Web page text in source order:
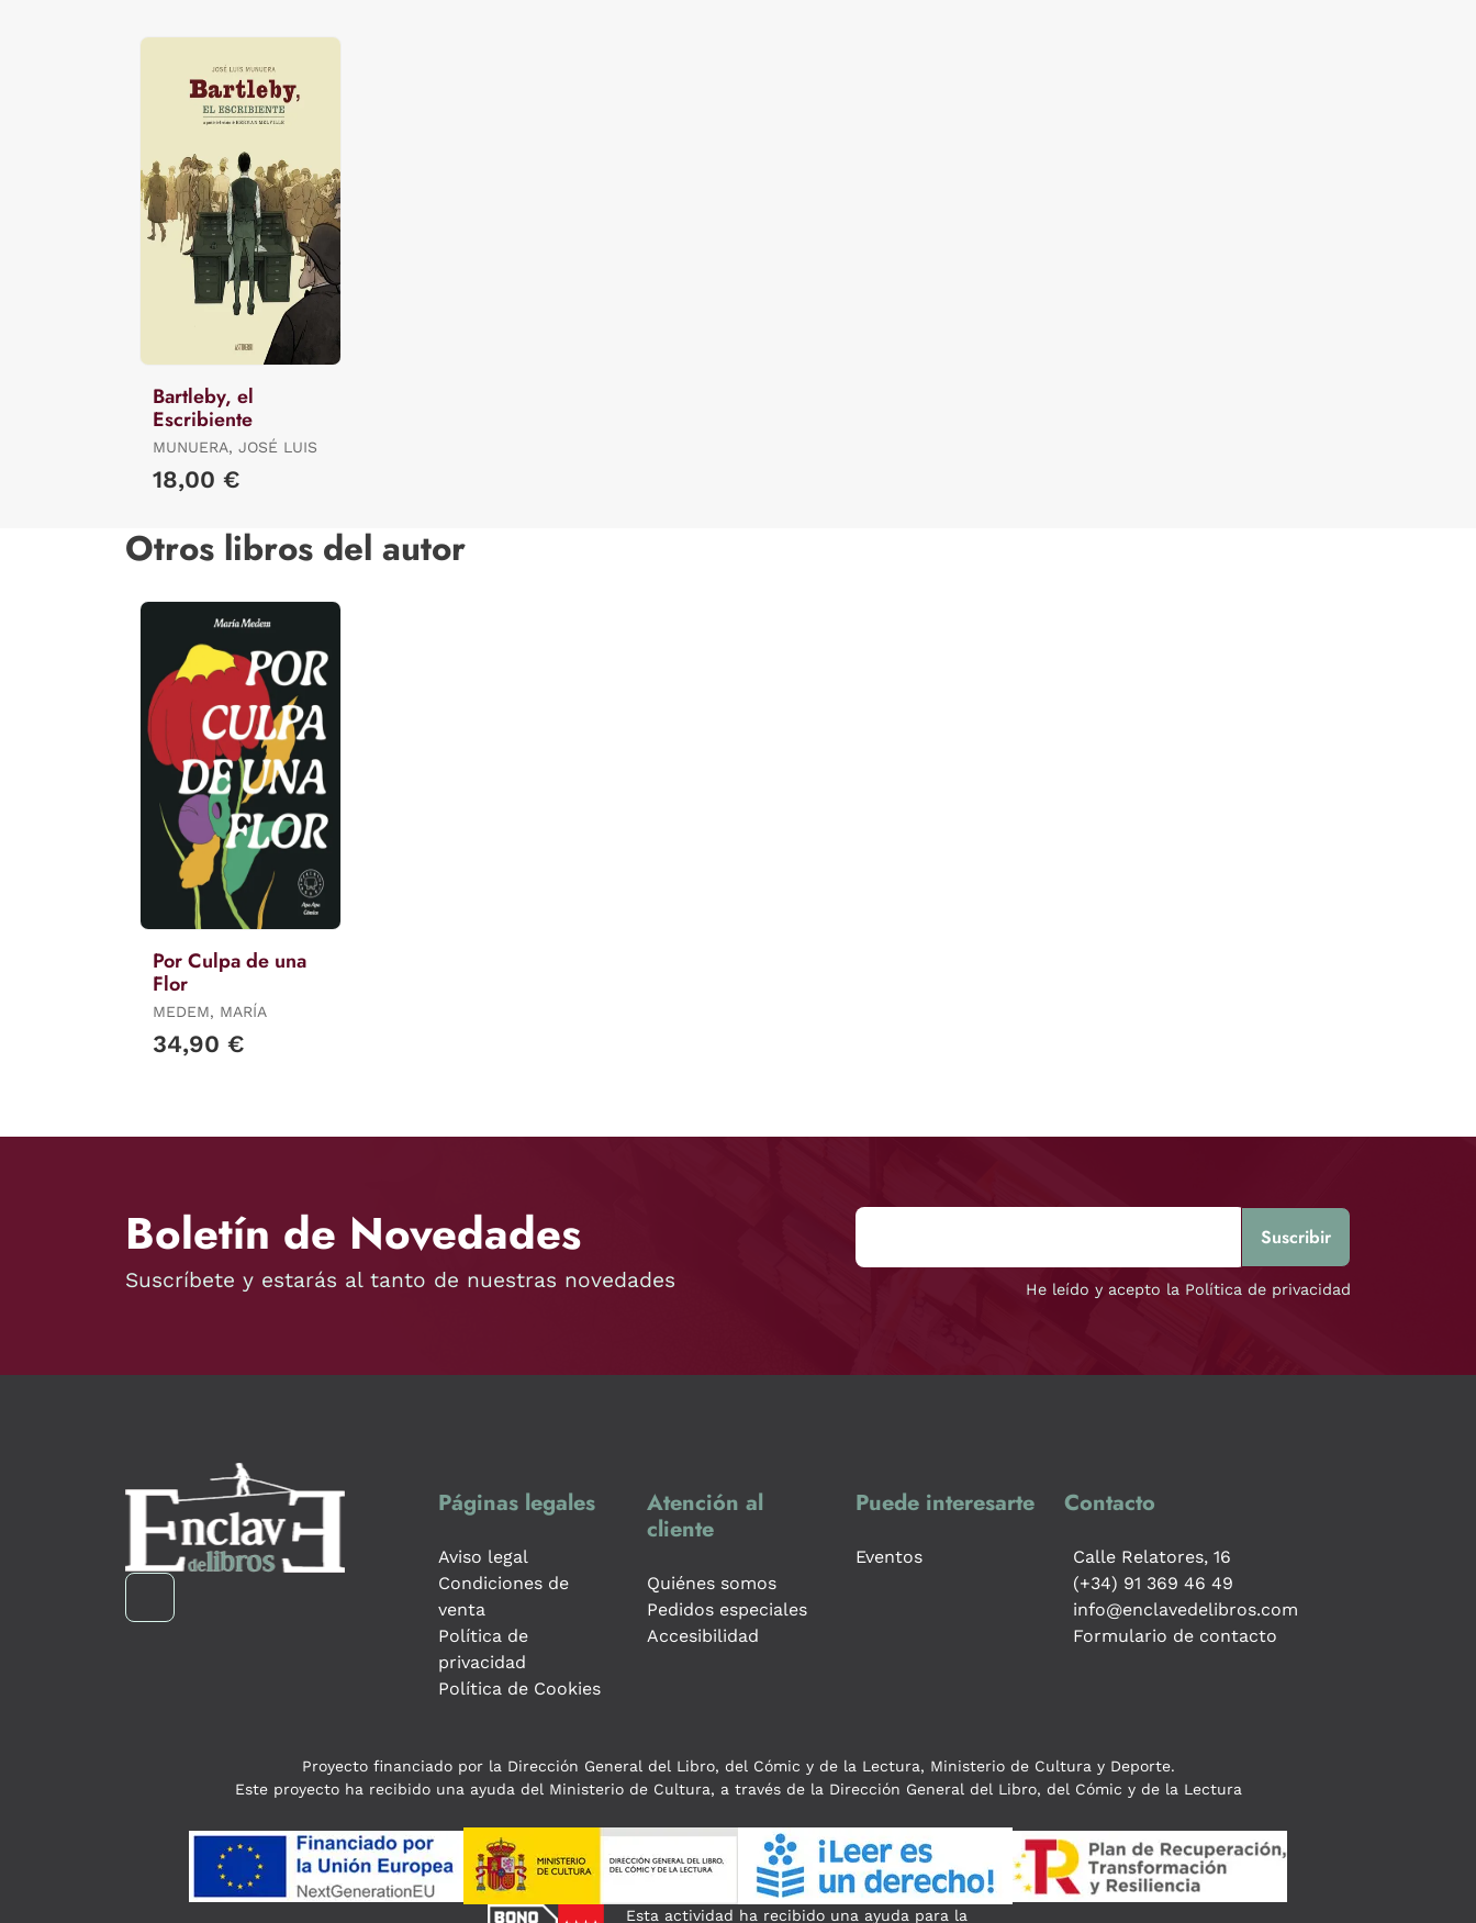
Bartleby, el
Escribiente
MUNUERA, JOSÉ LUIS
18,00 €
Otros libros del autor
Por Culpa de una
Flor
MEDEM, MARÍA
34,90 €
Boletín de Novedades
Suscríbete y estarás al tanto de nuestras novedades He leído y acepto la Política de privacidad
Páginas legales
Aviso legal
Condiciones de
venta
Política de
privacidad
Política de Cookies
Atención al
cliente
Quiénes somos
Pedidos especiales
Accesibilidad
Puede interesarte
Eventos
Contacto
Calle Relatores, 16
(+34) 91 369 46 49
info@enclavedelibros.com
Formulario de contacto
Proyecto financiado por la Dirección General del Libro, del Cómic y de la Lectura, Ministerio de Cultura y Deporte.
Este proyecto ha recibido una ayuda del Ministerio de Cultura, a través de la Dirección General del Libro, del Cómic y de la Lectura
Esta actividad ha recibido una ayuda para la